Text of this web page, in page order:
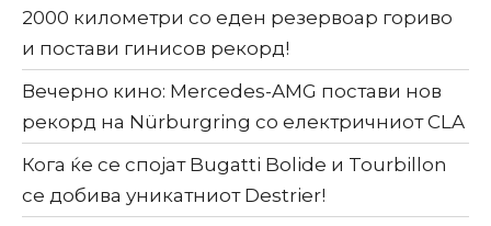
2000 километри со еден резервоар гориво
и постави гинисов рекорд!
Вечерно кино: Mercedes-AMG постави нов
рекорд на Nürburgring со електричниот CLA
Кога ќе се спојат Bugatti Bolide и Tourbillon
се добива уникатниот Destrier!